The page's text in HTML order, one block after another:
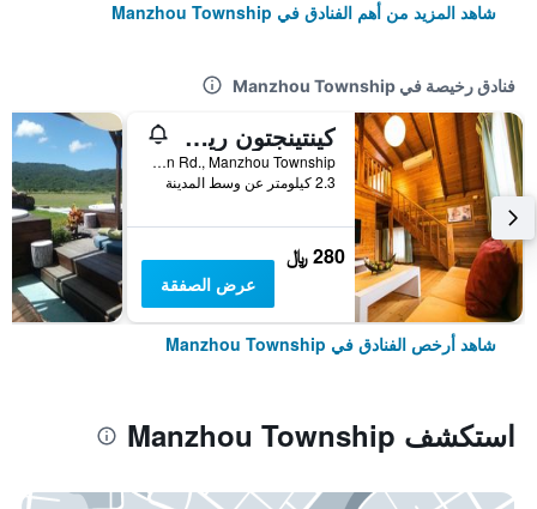
شاهد المزيد من أهم الفنادق في Manzhou Township
فنادق رخيصة في Manzhou Township
كينتينجتون ريزورت
No.205, Zhongshan Rd., Manzhou Township, تايوان
2.3 كيلومتر عن وسط المدينة
280 ﷼
عرض الصفقة
شاهد أرخص الفنادق في Manzhou Township
استكشف Manzhou Township